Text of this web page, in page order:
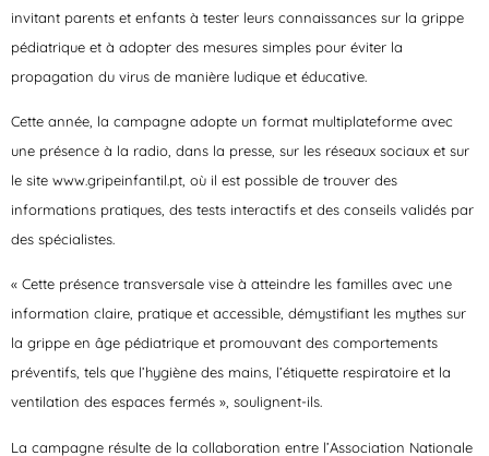
invitant parents et enfants à tester leurs connaissances sur la grippe
pédiatrique et à adopter des mesures simples pour éviter la
propagation du virus de manière ludique et éducative.
Cette année, la campagne adopte un format multiplateforme avec
une présence à la radio, dans la presse, sur les réseaux sociaux et sur
le site www.gripeinfantil.pt, où il est possible de trouver des
informations pratiques, des tests interactifs et des conseils validés par
des spécialistes.
« Cette présence transversale vise à atteindre les familles avec une
information claire, pratique et accessible, démystifiant les mythes sur
la grippe en âge pédiatrique et promouvant des comportements
préventifs, tels que l’hygiène des mains, l’étiquette respiratoire et la
ventilation des espaces fermés », soulignent-ils.
La campagne résulte de la collaboration entre l’Association Nationale